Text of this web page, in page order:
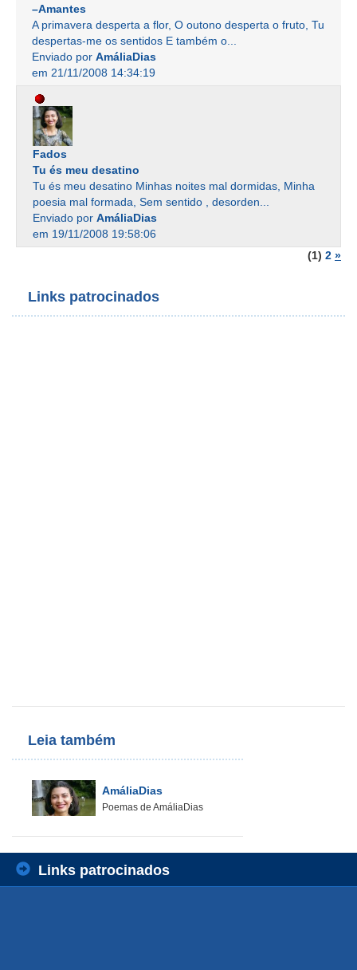
–Amantes
A primavera desperta a flor, O outono desperta o fruto, Tu
despertas-me os sentidos E também o...
Enviado por AmáliaDias
em 21/11/2008 14:34:19
Fados
Tu és meu desatino
Tu és meu desatino Minhas noites mal dormidas, Minha
poesia mal formada, Sem sentido , desorden...
Enviado por AmáliaDias
em 19/11/2008 19:58:06
(1) 2 »
Links patrocinados
Leia também
AmáliaDias
Poemas de AmáliaDias
Links patrocinados